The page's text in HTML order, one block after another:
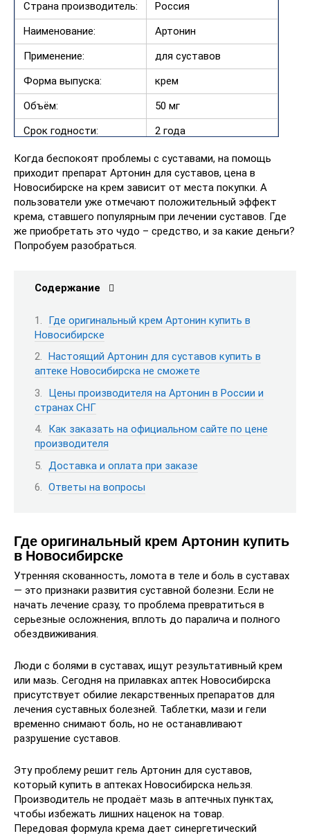
Страна производитель:
Россия
Наименование:
Артонин
Применение:
для суставов
Форма выпуска:
крем
Объём:
50 мг
Срок годности:
2 года
Сертификация:
в системе ГОСТ Р
Оплата:
при получении
Доставка:
по всей России
Когда беспокоят проблемы с суставами, на помощь
приходит препарат Артонин для суставов, цена в
Новосибирске на крем зависит от места покупки. А
пользователи уже отмечают положительный эффект
крема, ставшего популярным при лечении суставов. Где
же приобретать это чудо – средство, и за какие деньги?
Попробуем разобраться.
Содержание
Где оригинальный крем Артонин купить в
Новосибирске
Настоящий Артонин для суставов купить в
аптеке Новосибирска не сможете
Цены производителя на Артонин в России и
странах СНГ
Как заказать на официальном сайте по цене
производителя
Доставка и оплата при заказе
Ответы на вопросы
Где оригинальный крем Артонин купить
в Новосибирске
Утренняя скованность, ломота в теле и боль в суставах
— это признаки развития суставной болезни. Если не
начать лечение сразу, то проблема превратиться в
серьезные осложнения, вплоть до паралича и полного
обездвиживания.
Люди с болями в суставах, ищут результативный крем
или мазь. Сегодня на прилавках аптек Новосибирска
присутствует обилие лекарственных препаратов для
лечения суставных болезней. Таблетки, мази и гели
временно снимают боль, но не останавливают
разрушение суставов.
Эту проблему решит гель Артонин для суставов,
который купить в аптеках Новосибирска нельзя.
Производитель не продаёт мазь в аптечных пунктах,
чтобы избежать лишних наценок на товар.
Передовая формула крема дает синергетический